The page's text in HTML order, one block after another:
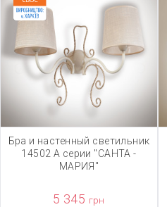
Бра и настенный светильник
14502 А серии "САНТА -
МАРИЯ"
5 345 грн